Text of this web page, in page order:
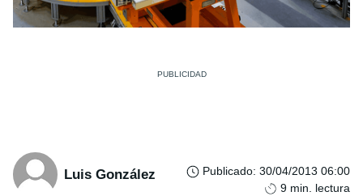
Luis González Publicado: 30/04/2013 06:00
9 min. lectura